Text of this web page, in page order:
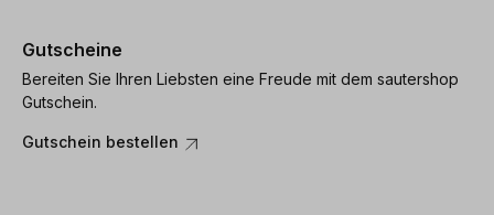
Gutscheine
Bereiten Sie Ihren Liebsten eine Freude mit dem sautershop
Gutschein.
Gutschein bestellen